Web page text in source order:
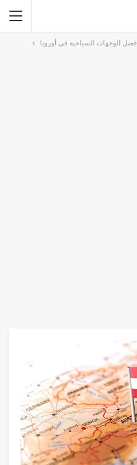
أفضل الوجهات السياحية في أوروبا